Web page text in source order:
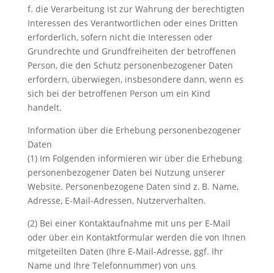
f. die Verarbeitung ist zur Wahrung der berechtigten
Interessen des Verantwortlichen oder eines Dritten
erforderlich, sofern nicht die Interessen oder
Grundrechte und Grundfreiheiten der betroffenen
Person, die den Schutz personenbezogener Daten
erfordern, überwiegen, insbesondere dann, wenn es
sich bei der betroffenen Person um ein Kind
handelt.
Information über die Erhebung personenbezogener
Daten
(1) Im Folgenden informieren wir über die Erhebung
personenbezogener Daten bei Nutzung unserer
Website. Personenbezogene Daten sind z. B. Name,
Adresse, E-Mail-Adressen, Nutzerverhalten.
(2) Bei einer Kontaktaufnahme mit uns per E-Mail
oder über ein Kontaktformular werden die von Ihnen
mitgeteilten Daten (Ihre E-Mail-Adresse, ggf. Ihr
Name und Ihre Telefonnummer) von uns